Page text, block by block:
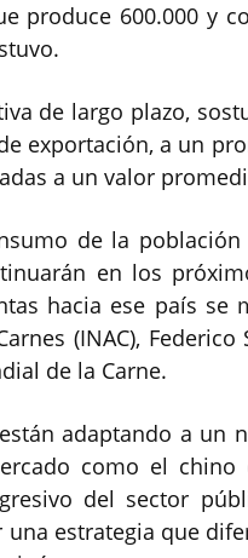
produce 600.000 y
de largo plazo,
exportación, a un
a un valor
de la
en los
hacia ese país se
(INAC),
de la Carne.
adaptando a un
como el chino
del sector
estrategia que